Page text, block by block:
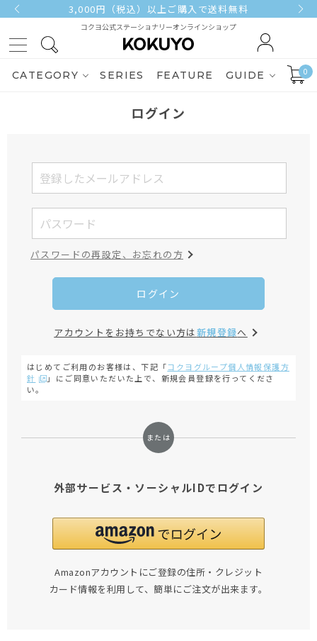
3,000円（税込）以上ご購入で送料無料
コクヨ公式ステーショナリーオンラインショップ
CATEGORY SERIES FEATURE GUIDE 0
ログイン
パスワードの再設定、お忘れの方
ログイン
アカウントをお持ちでない方は新規登録へ
はじめてご利用のお客様は、下記「コクヨグループ個人情報保護方
針
」にご同意いただいた上で、新規会員登録を行ってくださ
い。
外部サービス・ソーシャルIDでログイン
Amazonアカウントにご登録の住所・クレジット
カード情報を利用して、簡単にご注文が出来ます。